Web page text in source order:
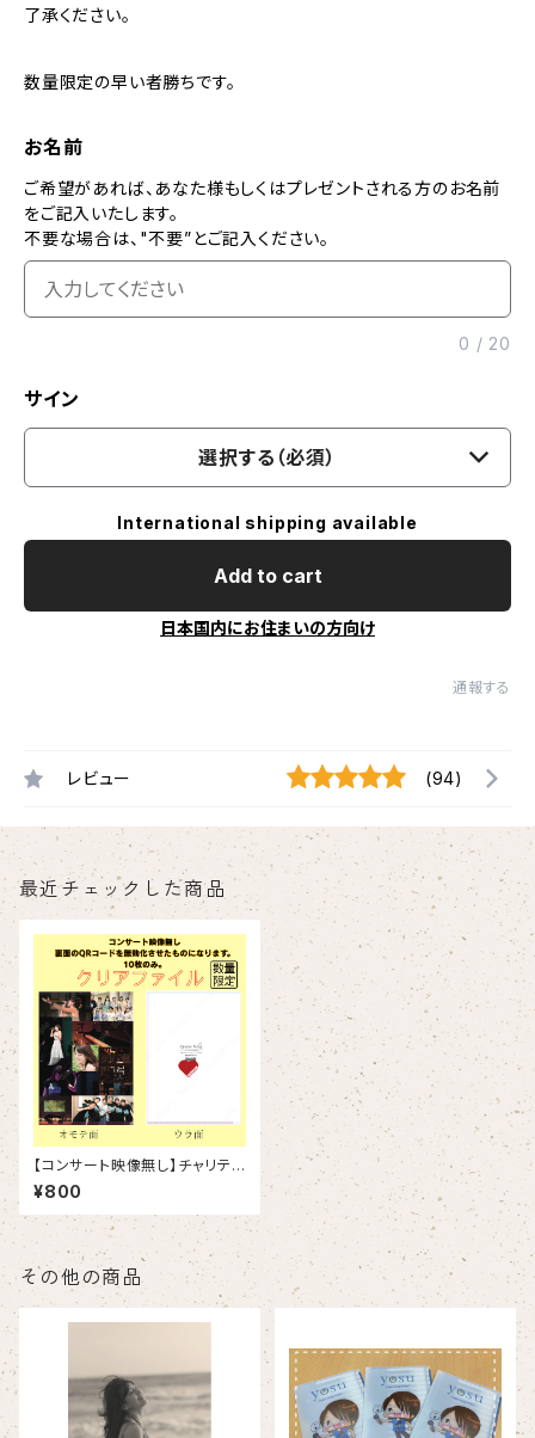
了承ください。
数量限定の早い者勝ちです。
お名前
ご希望があれば、あなた様もしくはプレゼントされる方のお名前
をご記入いたします。
不要な場合は、"不要”とご記入ください。
0 / 20
サイン
選択する（必須）
International shipping available
Add to cart
日本国内にお住まいの方向け
通報する
レビュー (94)
最近チェックした商品
【コンサート映像無し】チャリティ
コンサート開催記念クリアファイ
ル
¥800
その他の商品